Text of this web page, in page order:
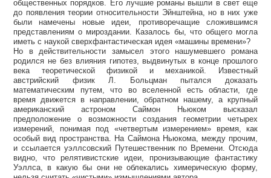
общественных порядков. Его лучшие романы вышли в свет еще
до появления теории относительности Эйнштейна, но в них уже
были намечены новые идеи, противоречащие сложившимся
представлениям о мироздании. Казалось бы, что общего могла
иметь с наукой сверхфантастическая идея «машины времени»?
Но в действительности замысел этого нашумевшего романа
родился не без влияния гипотез, выдвинутых в конце прошлого
века теоретической физикой и механикой. Известный
австрийский физик Л. Больцман пытался доказать
математическим путем, что во вселенной есть области, где
время движется в направлении, обратном нашему, а крупный
американский астроном Саймон Ньюком высказал
предположение о возможности создания геометрии четырех
измерений, понимая под «четвертым измерением» время, как
особый вид пространства. На Саймона Ньюкома, между прочим,
и ссылается уэллсовский Путешественник по Времени. Отсюда
видно, что релятивистские идеи, пронизывающие фантастику
Уэллса, в какую бы они не облекались химерическую форму,